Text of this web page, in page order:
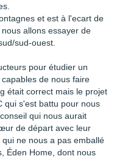
et est à l'ecart de
allons essayer de
sud-ouest.
pour étudier un
de nous faire
était correct mais le projet
qui s'est battu pour nous
qui nous aurait
de départ avec leur
ne nous a pas emballé
Éden Home, dont nous